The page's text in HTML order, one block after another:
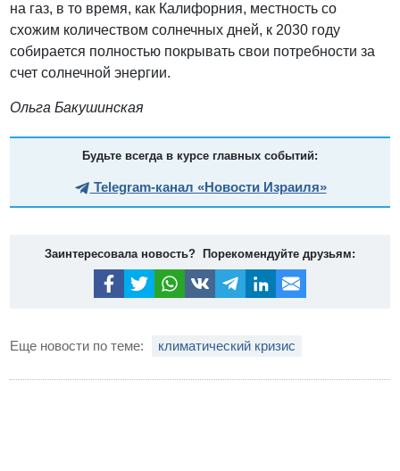
на газ, в то время, как Калифорния, местность со
схожим количеством солнечных дней, к 2030 году
собирается полностью покрывать свои потребности за
счет солнечной энергии.
Ольга Бакушинская
Будьте всегда в курсе главных событий:
Telegram-канал «Новости Израиля»
Заинтересовала новость? Порекомендуйте друзьям:
Еще новости по теме: климатический кризис